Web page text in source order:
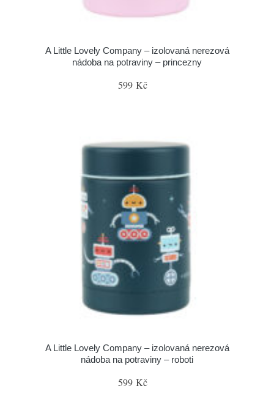
A Little Lovely Company – izolovaná nerezová
nádoba na potraviny – princezny
599 Kč
A Little Lovely Company – izolovaná nerezová
nádoba na potraviny – roboti
599 Kč